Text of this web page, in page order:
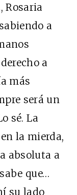
Rosaria
a
a
más
será un
sé. La
la mierda,
absoluta a
que…
su lado